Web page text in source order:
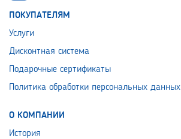
ПОКУПАТЕЛЯМ
Услуги
Дисконтная система
Подарочные сертификаты
Политика обработки персональных данных
О КОМПАНИИ
История